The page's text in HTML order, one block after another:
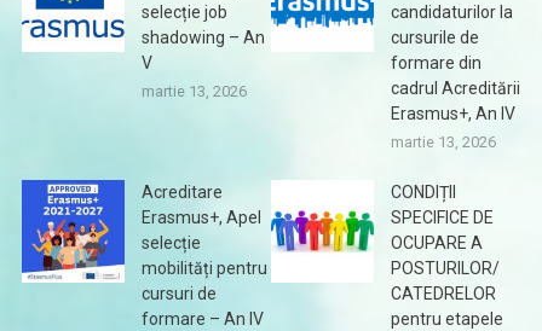
selecție job
shadowing – An
V
martie 13, 2026
candidaturilor la
cursurile de
formare din
cadrul Acreditării
Erasmus+, An IV
martie 13, 2026
Acreditare
Erasmus+, Apel
selecție
mobilități pentru
cursuri de
formare – An IV
CONDIȚII
SPECIFICE DE
OCUPARE A
POSTURILOR/
CATEDRELOR
pentru etapele